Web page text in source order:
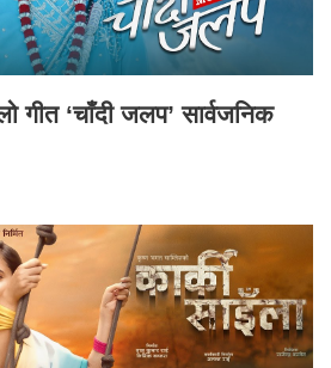
गीत ‘चाँदी जलप’ सार्वजनिक